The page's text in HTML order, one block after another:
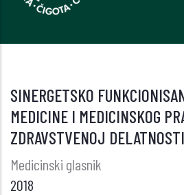
SINERGETSKO
MEDICINE I MEDICINSKOG
ZDRAVSTVENOJ DELATNOSTI
Medicinski glasnik
2018